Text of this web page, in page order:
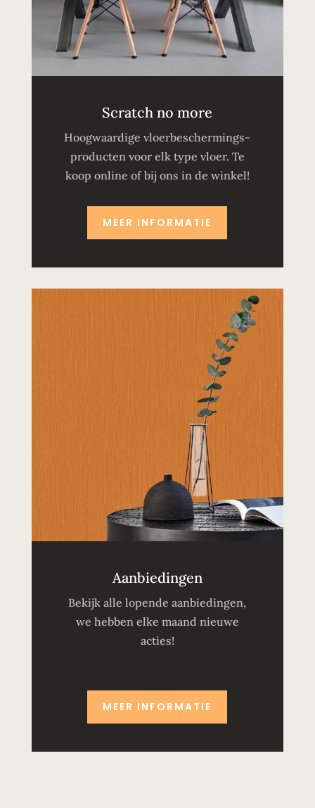
Scratch no more
Hoogwaardige vloerbeschermings-
producten voor elk type vloer. Te
koop online of bij ons in de winkel!
MEER INFORMATIE
Aanbiedingen
Bekijk alle lopende aanbiedingen,
we hebben elke maand nieuwe
acties!
MEER INFORMATIE